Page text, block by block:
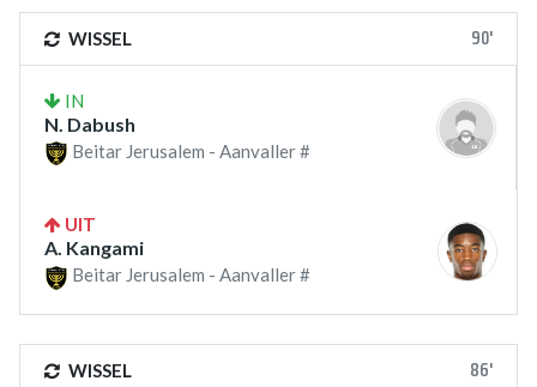
WISSEL 90'
IN
N. Dabush
Beitar Jerusalem - Aanvaller #
UIT
A. Kangami
Beitar Jerusalem - Aanvaller #
WISSEL 86'